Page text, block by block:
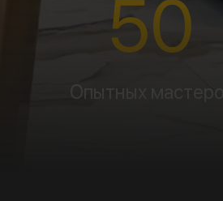
50
Опытных мастеров